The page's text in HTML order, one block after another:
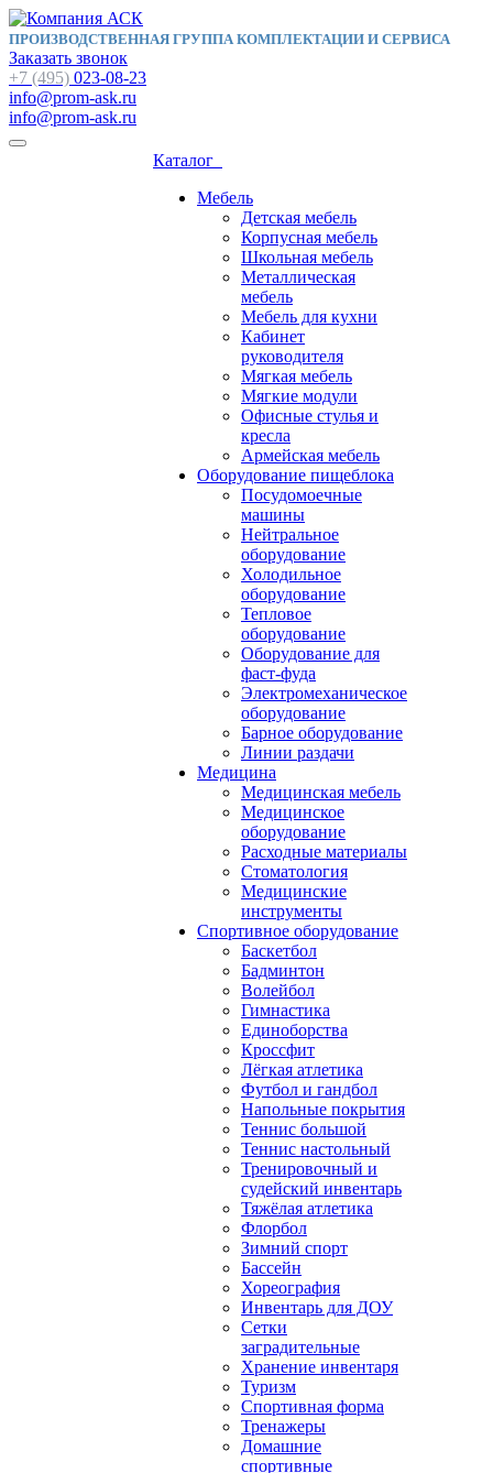
ПРОИЗВОДСТВЕННАЯ ГРУППА КОМПЛЕКТАЦИИ И СЕРВИСА
Заказать звонок
+7 (495) 023-08-23
info@prom-ask.ru
info@prom-ask.ru
Каталог
Мебель
Детская мебель
Корпусная мебель
Школьная мебель
Металлическая
мебель
Мебель для кухни
Кабинет
руководителя
Мягкая мебель
Мягкие модули
Офисные стулья и
кресла
Армейская мебель
Оборудование пищеблока
Посудомоечные
машины
Нейтральное
оборудование
Холодильное
оборудование
Тепловое
оборудование
Оборудование для
фаст-фуда
Электромеханическое
оборудование
Барное оборудование
Линии раздачи
Медицина
Медицинская мебель
Медицинское
оборудование
Расходные материалы
Стоматология
Медицинские
инструменты
Спортивное оборудование
Баскетбол
Бадминтон
Волейбол
Гимнастика
Единоборства
Кроссфит
Лёгкая атлетика
Футбол и гандбол
Напольные покрытия
Теннис большой
Теннис настольный
Тренировочный и
судейский инвентарь
Тяжёлая атлетика
Флорбол
Зимний спорт
Бассейн
Хореография
Инвентарь для ДОУ
Сетки
заградительные
Хранение инвентаря
Туризм
Спортивная форма
Тренажеры
Домашние
спортивные